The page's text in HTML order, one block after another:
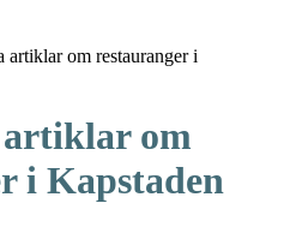
artiklar om restauranger i
om
i Kapstaden